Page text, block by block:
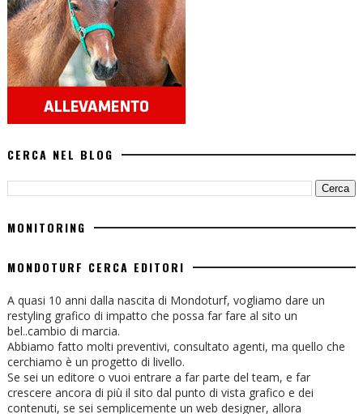
CERCA NEL BLOG
MONITORING
MONDOTURF CERCA EDITORI
A quasi 10 anni dalla nascita di Mondoturf, vogliamo dare un
restyling grafico di impatto che possa far fare al sito un
bel..cambio di marcia.
Abbiamo fatto molti preventivi, consultato agenti, ma quello che
cerchiamo è un progetto di livello.
Se sei un editore o vuoi entrare a far parte del team, e far
crescere ancora di più il sito dal punto di vista grafico e dei
contenuti, se sei semplicemente un web designer, allora